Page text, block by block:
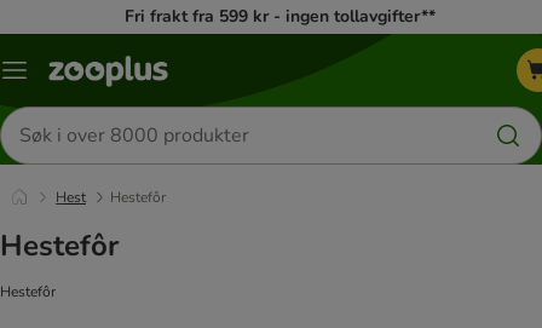
Fri frakt fra 599 kr - ingen tollavgifter**
Katalogmeny
Søk
etter
produkter
Hest Hestefôr
Hestefôr
Hestefôr